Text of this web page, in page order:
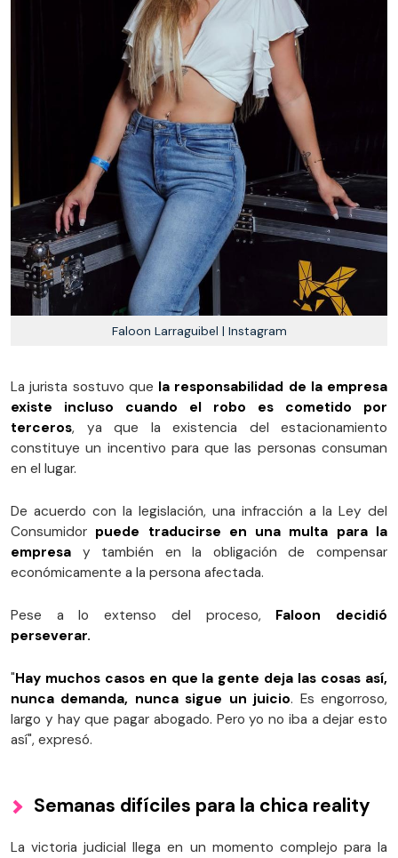
Faloon Larraguibel | Instagram
La jurista sostuvo que la responsabilidad de la empresa
existe incluso cuando el robo es cometido por
terceros, ya que la existencia del estacionamiento
constituye un incentivo para que las personas consuman
en el lugar.
De acuerdo con la legislación, una infracción a la Ley del
Consumidor puede traducirse en una multa para la
empresa y también en la obligación de compensar
económicamente a la persona afectada.
Pese a lo extenso del proceso, Faloon decidió
perseverar.
"Hay muchos casos en que la gente deja las cosas así,
nunca demanda, nunca sigue un juicio. Es engorroso,
largo y hay que pagar abogado. Pero yo no iba a dejar esto
así", expresó.
Semanas difíciles para la chica reality
La victoria judicial llega en un momento complejo para la